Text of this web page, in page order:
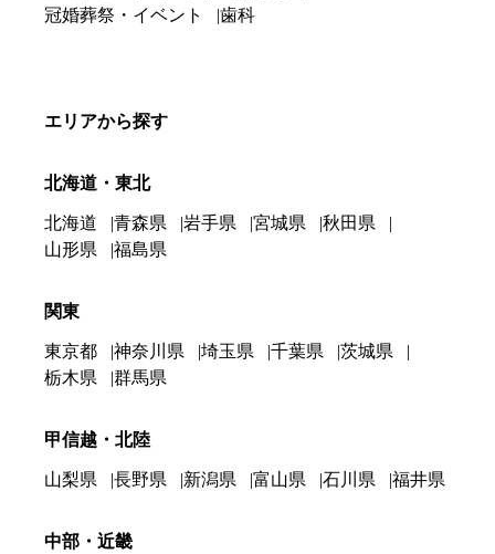
冠婚葬祭・イベント
歯科
エリアから探す
北海道・東北
北海道 青森県 岩手県 宮城県
秋田県
山形県
福島県
関東
東京都 神奈川県 埼玉県 千葉県
茨城県
栃木県
群馬県
甲信越・北陸
山梨県 長野県 新潟県 富山県 石川県 福井県
中部・近畿